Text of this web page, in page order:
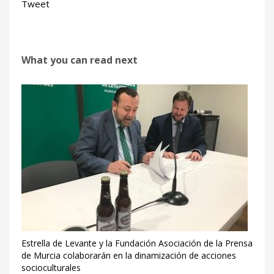
Tweet
What you can read next
Estrella de Levante y la Fundación Asociación de la Prensa
de Murcia colaborarán en la dinamización de acciones
socioculturales